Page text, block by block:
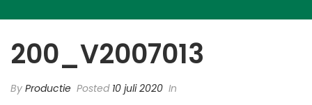
200_V2007013
By Productie Posted 10 juli 2020 In